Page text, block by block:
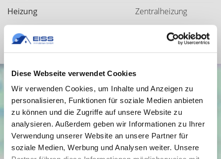
Diese Webseite verwendet Cookies
Wir verwenden Cookies, um Inhalte und Anzeigen zu
personalisieren, Funktionen für soziale Medien anbieten
zu können und die Zugriffe auf unsere Website zu
analysieren. Außerdem geben wir Informationen zu Ihrer
Verwendung unserer Website an unsere Partner für
soziale Medien, Werbung und Analysen weiter. Unsere
Heizung
Zentralheizung
Befeuerung
Gas